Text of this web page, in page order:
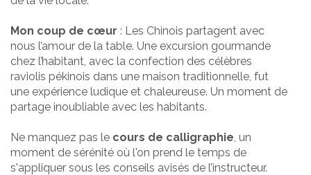
Mon coup de cœur : Les Chinois partagent avec
nous l’amour de la table. Une excursion gourmande
chez l’habitant, avec la confection des célèbres
raviolis pékinois dans une maison traditionnelle, fut
une expérience ludique et chaleureuse. Un moment de
partage inoubliable avec les habitants.
Ne manquez pas le cours de calligraphie, un
moment de sérénité où l'on prend le temps de
s'appliquer sous les conseils avisés de l’instructeur.